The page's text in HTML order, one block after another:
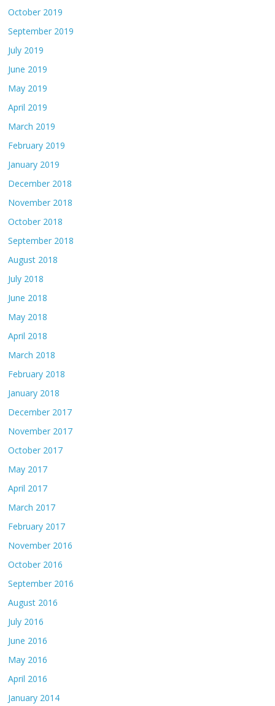
October 2019
September 2019
July 2019
June 2019
May 2019
April 2019
March 2019
February 2019
January 2019
December 2018
November 2018
October 2018
September 2018
August 2018
July 2018
June 2018
May 2018
April 2018
March 2018
February 2018
January 2018
December 2017
November 2017
October 2017
May 2017
April 2017
March 2017
February 2017
November 2016
October 2016
September 2016
August 2016
July 2016
June 2016
May 2016
April 2016
January 2014